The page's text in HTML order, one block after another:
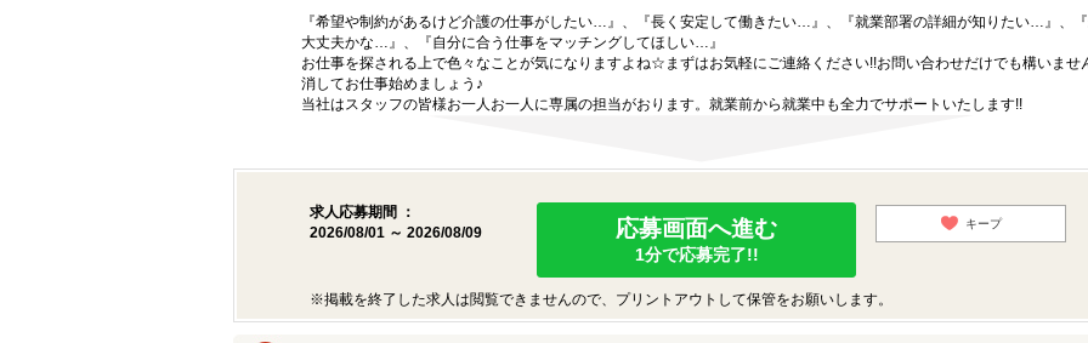
『希望や制約があるけど介護の仕事がしたい…』、『長く安定して働きたい…』、『就業部署の詳細が知りたい…』、
大丈夫かな…』、『自分に合う仕事をマッチングしてほしい…』
お仕事を探される上で色々なことが気になりますよね☆まずはお気軽にご連絡ください!!お問い合わせだけでも構いませ
消してお仕事始めましょう♪
当社はスタッフの皆様お一人お一人に専属の担当がおります。就業前から就業中も全力でサポートいたします!!
求人応募期間 ：
2026/08/01 ～ 2026/08/09
応募画面へ進む
1分で応募完了!!
キープ
※掲載を終了した求人は閲覧できませんので、プリントアウトして保管をお願いします。